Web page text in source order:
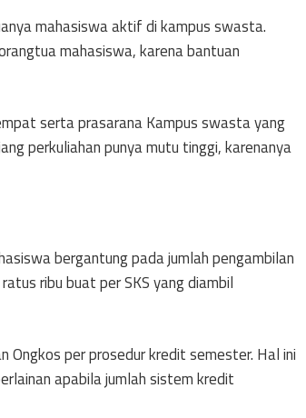
mahasiswa aktif di kampus swasta.
mahasiswa, karena bantuan
serta prasarana Kampus swasta yang
perkuliahan punya mutu tinggi, karenanya
bergantung pada jumlah pengambilan
ribu buat per SKS yang diambil
Ongkos per prosedur kredit semester. Hal ini
apabila jumlah sistem kredit